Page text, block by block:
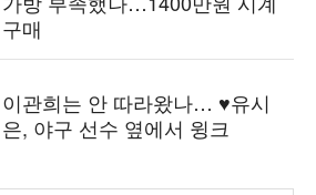
구매
이관희는 안 따라왔나… ♥유시
은, 야구 선수 옆에서 윙크